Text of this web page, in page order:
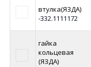
втулка(ЯЗДА)
-332.1111172
гайка
кольцевая
(ЯЗДА)